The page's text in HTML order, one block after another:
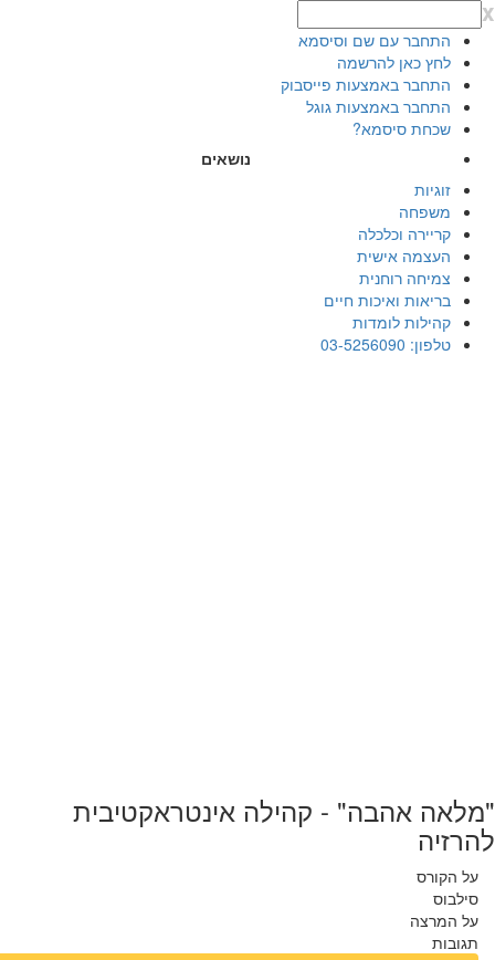
x
התחבר עם שם וסיסמא
לחץ כאן להרשמה
התחבר באמצעות פייסבוק
התחבר באמצעות גוגל
שכחת סיסמא?
נושאים
זוגיות
משפחה
קריירה וכלכלה
העצמה אישית
צמיחה רוחנית
בריאות ואיכות חיים
קהילות לומדות
טלפון: 03-5256090
"מלאה אהבה" - קהילה אינטראקטיבית
להרזיה
על הקורס
סילבוס
על המרצה
תגובות